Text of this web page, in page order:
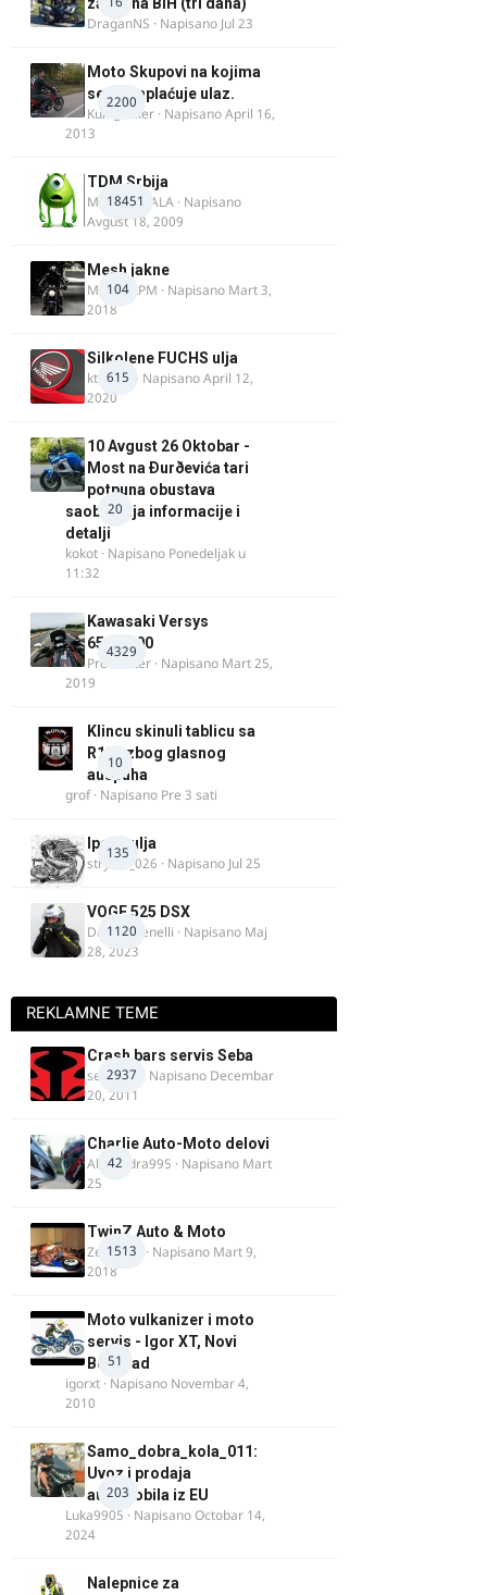
DraganNS · Napisano Jul 23
2200
Moto Skupovi na kojima
se ne naplaćuje ulaz.
Kum_Mixer · NapisanoApril 16,
2013
18451
TDM Srbija
MURICAMALA · Napisano
Avgust 18, 2009
104
Mesh jakne
MostarRPM · Napisano Mart 3,
2018
615
Silkolene FUCHS ulja
ktm600 · NapisanoApril 12,
2020
20
10 Avgust 26 Oktobar -
Most na Ðurðevića tari
potpuna obustava
saobraćaja informacije i
detalji
kokot · Napisano Ponedeljak u
11:32
4329
Kawasaki Versys
650/1000
ProMaster · Napisano Mart 25,
2019
10
Klincu skinuli tablicu sa
R125 zbog glasnog
auspuha
grof· Napisano Pre 3 sati
135
Ipone ulja
stryker_026 · Napisano Jul 25
1120
VOGE 525 DSX
DraganBenelli · Napisano Maj
28, 2023
REKLAMNE TEME
2937
Crash bars servis Seba
seba011 · Napisano Decembar
20, 2011
42
Charlie Auto-Moto delovi
Alexandra995 · Napisano Mart
25
1513
TwinZ Auto & Moto
Zeljkamp · Napisano Mart 9,
2018
51
Moto vulkanizer i moto
servis - Igor XT, Novi
Beograd
igorxt · Napisano Novembar 4,
2010
203
Samo_dobra_kola_011:
Uvoz i prodaja
automobila iz EU
Luka9905 · NapisanoOctobar 14,
2024
Nalepnice za